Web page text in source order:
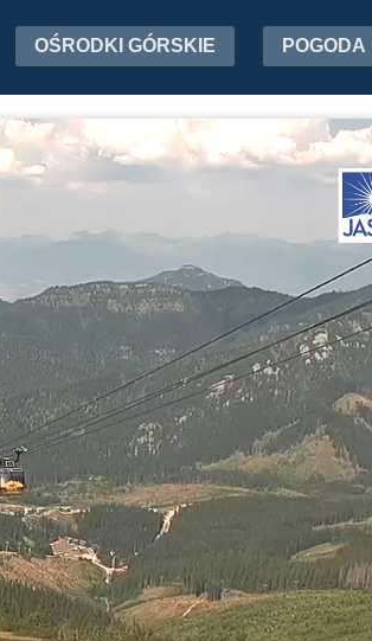
OŚRODKI GÓRSKIE POGODA